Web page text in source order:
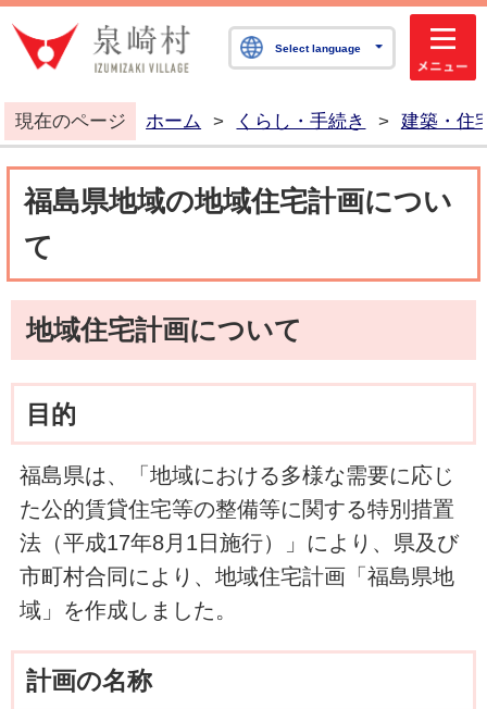
泉崎村公式ホームペ
Select language
現在のページ ホーム > くらし・手続き > 建築・住
福島県地域の地域住宅計画につい
て
地域住宅計画について
目的
福島県は、「地域における多様な需要に応じ
た公的賃貸住宅等の整備等に関する特別措置
法（平成17年8月1日施行）」により、県及び
市町村合同により、地域住宅計画「福島県地
域」を作成しました。
計画の名称